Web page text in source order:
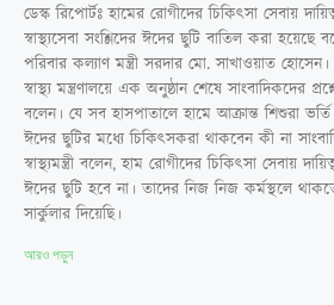
ডেস্ক রিপোর্টঃ হামের রোগীদের চিকিৎসা সেবায়
স্বাস্থ্যসেবা সংশ্লিদের ঈদের ছুটি বাতিল করা হয়েছে
পরিবার কল্যাণ মন্ত্রী সরদার মো. সাখাওয়াত
স্বাস্থ্য মন্ত্রণালয়ে এক অনুষ্ঠান শেষে সাংবাদিকদের
বলেন। যে সব হাসপাতালে হামে আক্রান্ত শিশুরা
ঈদের ছুটির মধ্যে চিকিৎসকরা থাকবেন কী না
স্বাস্থ্যমন্ত্রী বলেন, হাম রোগীদের চিকিৎসা সেবায়
ঈদের ছুটি হবে না। তাদের নিজ নিজ কর্মস্থলে
সার্কুলার দিয়েছি।
আরও পড়ুন